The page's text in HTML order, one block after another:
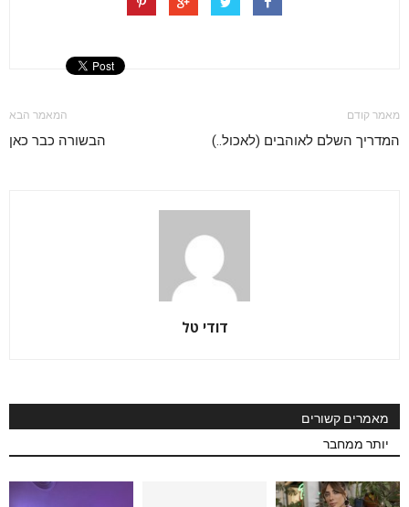
מאמר קודם
המדריך השלם לאוהבים (לאכול..)
המאמר הבא
הבשורה כבר כאן
דודי טל
מאמרים קשורים
יותר ממחבר